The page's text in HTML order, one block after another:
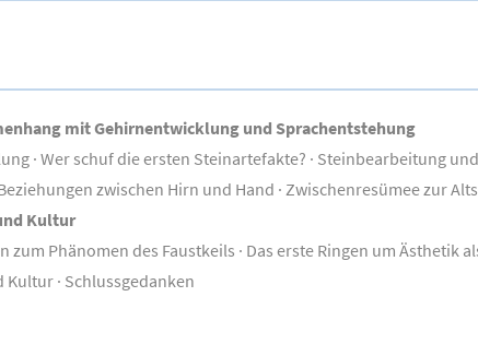
mit Gehirnentwicklung und Sprachentstehung
· Wer schuf die ersten Steinartefakte? · Steinbearbeitung
zwischen Hirn und Hand · Zwischenresümee zur
Kultur
zum Phänomen des Faustkeils · Das erste Ringen um Ästhetik
· Schlussgedanken